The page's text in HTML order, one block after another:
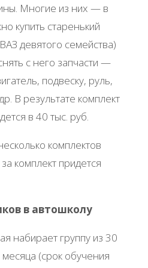
Многие из них — в
купить старенький
девятого семейства)
с него запчасти —
подвеску, руль,
В результате комплект
в 40 тыс. руб.
комплектов
комплект придется
в автошколу
набирает группу из 30
(срок обучения